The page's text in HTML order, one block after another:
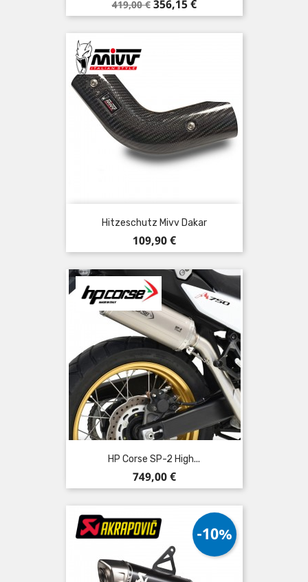
Verkaufspreis
419,00 € Preis
356,15 €
Hitzeschutz Mivv Dakar
Preis
109,90 €
HP Corse SP-2 High...
Preis
749,00 €
-10%